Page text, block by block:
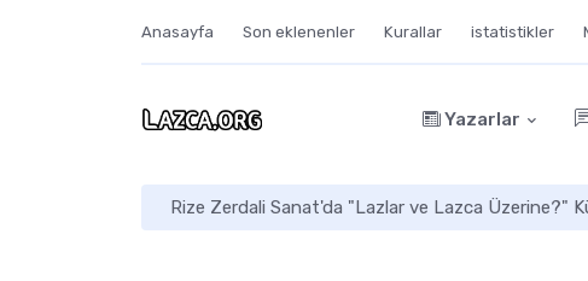
Anasayfa Son eklenenler Kurallar istatistikler
Yazarlar
Rize Zerdali Sanat'da "Lazlar ve Lazca Üzerine?"